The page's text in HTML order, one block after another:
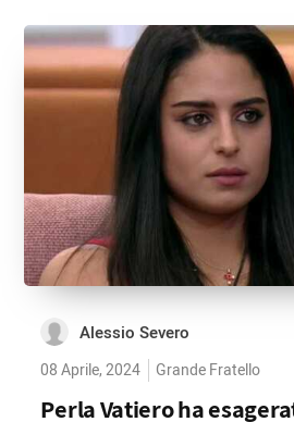
Alessio Severo
08 Aprile, 2024 Grande Fratello
Perla Vatiero ha